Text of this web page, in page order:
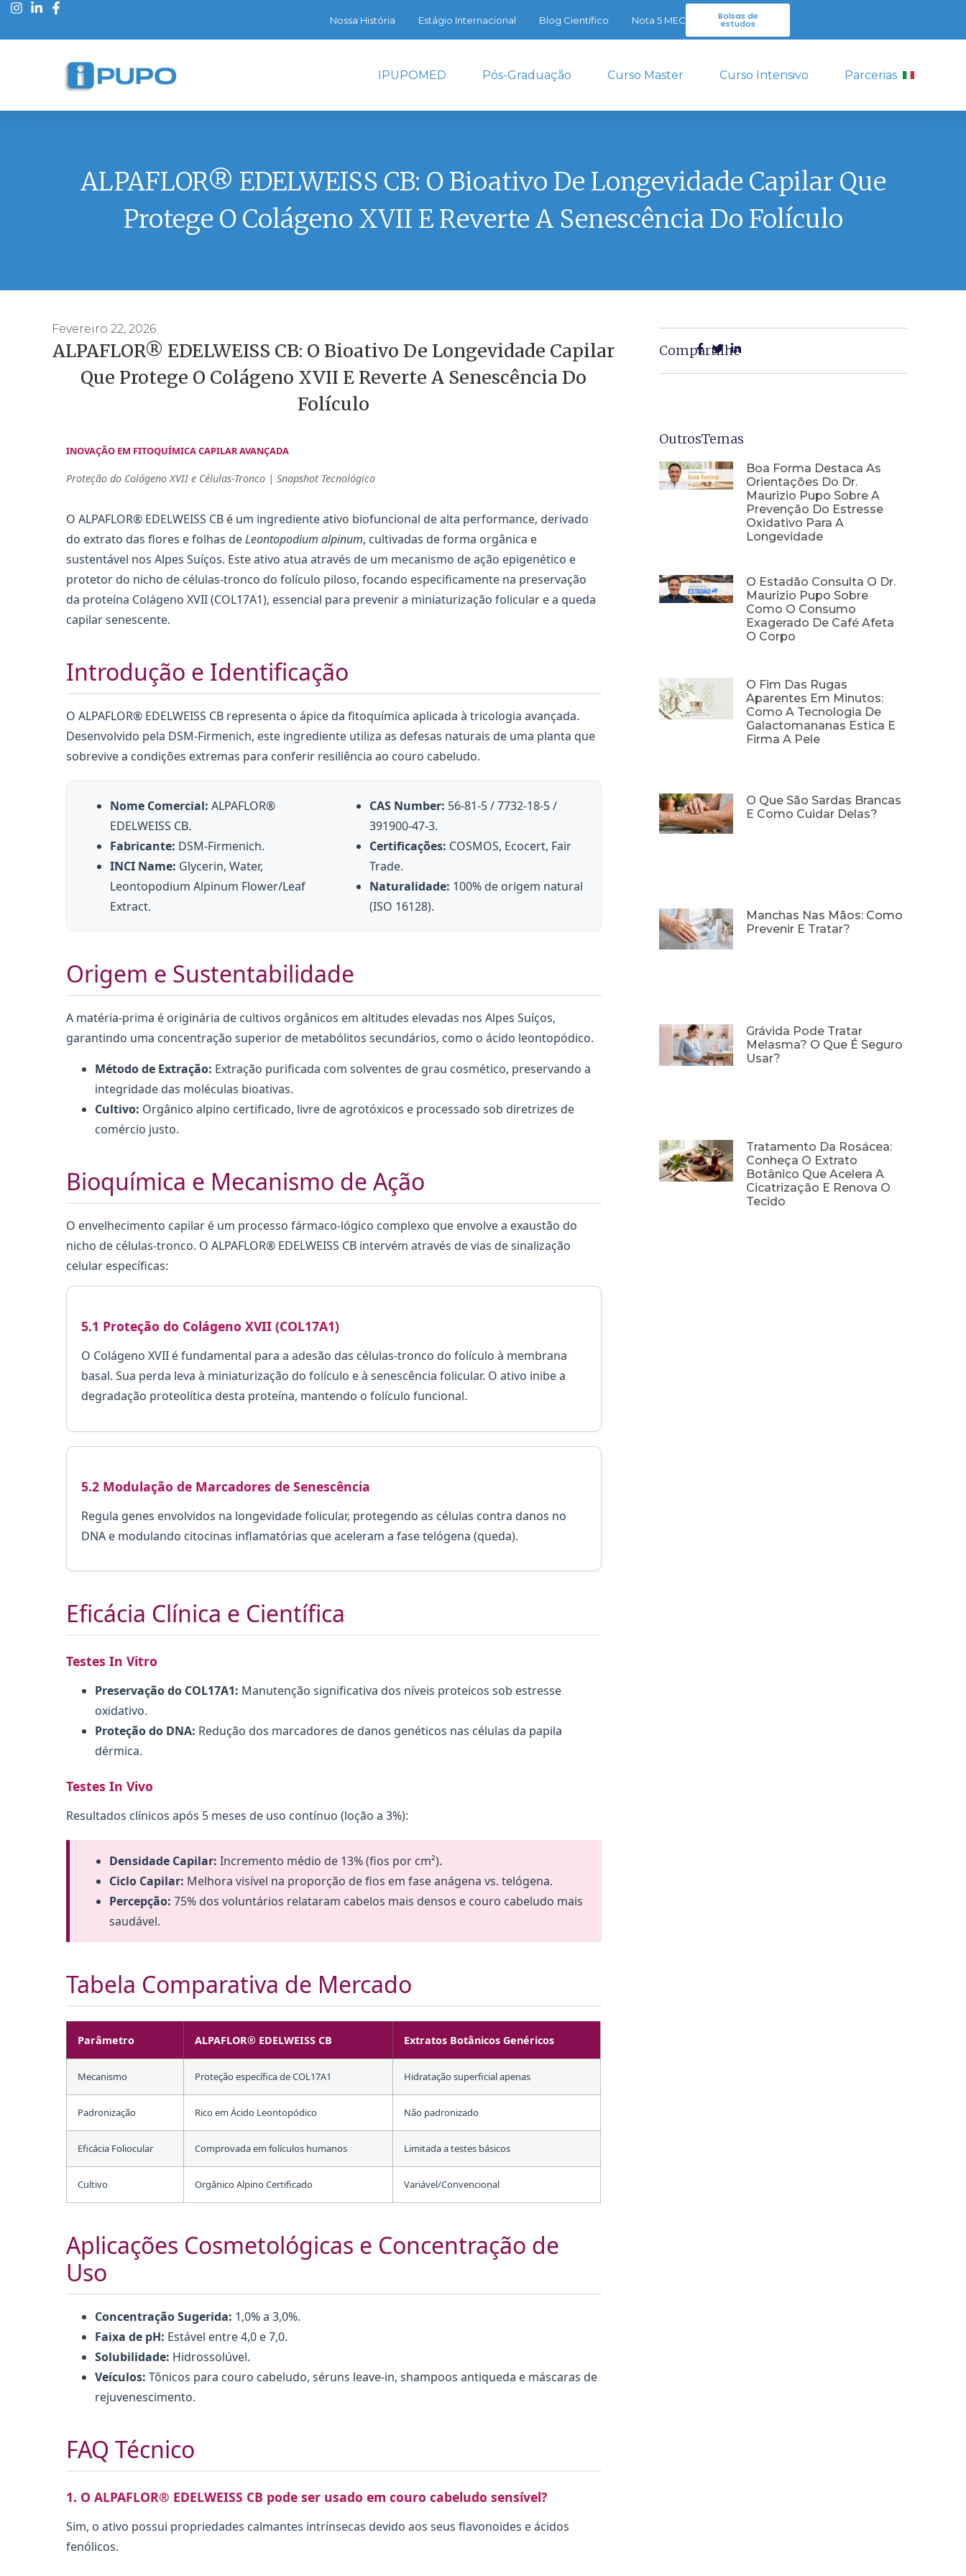
Bolsas de
estudos
Nossa História Estágio Internacional Blog Científico Nota 5 MEC
IPUPOMED Pós-Graduação Curso Master Curso Intensivo Parcerias
ALPAFLOR® EDELWEISS CB: O Bioativo De Longevidade Capilar Que
Protege O Colágeno XVII E Reverte A Senescência Do Folículo
Fevereiro 22, 2026
ALPAFLOR® EDELWEISS CB: O Bioativo De Longevidade Capilar
Que Protege O Colágeno XVII E Reverte A Senescência Do
Folículo
INOVAÇÃO EM FITOQUÍMICA CAPILAR AVANÇADA
Proteção do Colágeno XVII e Células-Tronco | Snapshot Tecnológico
O ALPAFLOR® EDELWEISS CB é um ingrediente ativo biofuncional de alta performance, derivado
do extrato das flores e folhas deLeontopodium alpinum, cultivadas de forma orgânica e
sustentável nos Alpes Suíços. Este ativo atua através de um mecanismo de ação epigenético e
protetor do nicho de células-tronco do folículo piloso, focando especificamente na preservação
da proteína Colágeno XVII (COL17A1), essencial para prevenir a miniaturização folicular e a queda
capilar senescente.
Introdução e Identificação
O ALPAFLOR® EDELWEISS CB representa o ápice da fitoquímica aplicada à tricologia avançada.
Desenvolvido pela DSM-Firmenich, este ingrediente utiliza as defesas naturais de uma planta que
sobrevive a condições extremas para conferir resiliência ao couro cabeludo.
Nome Comercial: ALPAFLOR®
EDELWEISS CB.
Fabricante: DSM-Firmenich.
INCI Name: Glycerin, Water,
Leontopodium Alpinum Flower/Leaf
Extract.
CAS Number: 56-81-5 / 7732-18-5 /
391900-47-3.
Certificações: COSMOS, Ecocert, Fair
Trade.
Naturalidade: 100% de origem natural
(ISO 16128).
Origem e Sustentabilidade
A matéria-prima é originária de cultivos orgânicos em altitudes elevadas nos Alpes Suíços,
garantindo uma concentração superior de metabólitos secundários, como o ácido leontopódico.
Método de Extração: Extração purificada com solventes de grau cosmético, preservando a
integridade das moléculas bioativas.
Cultivo: Orgânico alpino certificado, livre de agrotóxicos e processado sob diretrizes de
comércio justo.
Bioquímica e Mecanismo de Ação
O envelhecimento capilar é um processo fármaco-lógico complexo que envolve a exaustão do
nicho de células-tronco. O ALPAFLOR® EDELWEISS CB intervém através de vias de sinalização
celular específicas:
5.1 Proteção do Colágeno XVII (COL17A1)
O Colágeno XVII é fundamental para a adesão das células-tronco do folículo à membrana
basal. Sua perda leva à miniaturização do folículo e à senescência folicular. O ativo inibe a
degradação proteolítica desta proteína, mantendo o folículo funcional.
5.2 Modulação de Marcadores de Senescência
Regula genes envolvidos na longevidade folicular, protegendo as células contra danos no
DNA e modulando citocinas inflamatórias que aceleram a fase telógena (queda).
Eficácia Clínica e Científica
Testes In Vitro
Preservação do COL17A1: Manutenção significativa dos níveis proteicos sob estresse
oxidativo.
Proteção do DNA: Redução dos marcadores de danos genéticos nas células da papila
dérmica.
Testes In Vivo
Resultados clínicos após 5 meses de uso contínuo (loção a 3%):
Densidade Capilar: Incremento médio de 13% (fios por cm²).
Ciclo Capilar: Melhora visível na proporção de fios em fase anágena vs. telógena.
Percepção: 75% dos voluntários relataram cabelos mais densos e couro cabeludo mais
saudável.
Tabela Comparativa de Mercado
Parâmetro ALPAFLOR® EDELWEISS CB Extratos Botânicos Genéricos
Mecanismo Proteção específica de COL17A1 Hidratação superficial apenas
Padronização Rico em Ácido Leontopódico Não padronizado
Eficácia Foliocular Comprovada em folículos humanos Limitada a testes básicos
Cultivo Orgânico Alpino Certificado Variável/Convencional
Aplicações Cosmetológicas e Concentração de
Uso
Concentração Sugerida: 1,0% a 3,0%.
Faixa de pH: Estável entre 4,0 e 7,0.
Solubilidade: Hidrossolúvel.
Veículos: Tônicos para couro cabeludo, séruns leave-in, shampoos antiqueda e máscaras de
rejuvenescimento.
FAQ Técnico
1. O ALPAFLOR® EDELWEISS CB pode ser usado em couro cabeludo sensível?
Sim, o ativo possui propriedades calmantes intrínsecas devido aos seus flavonoides e ácidos
fenólicos.
Compartilhe
OutrosTemas
Boa Forma Destaca As
Orientações Do Dr.
Maurizio Pupo Sobre A
Prevenção Do Estresse
Oxidativo Para A
Longevidade
O Estadão Consulta O Dr.
Maurizio Pupo Sobre
Como O Consumo
Exagerado De Café Afeta
O Corpo
O Fim Das Rugas
Aparentes Em Minutos:
Como A Tecnologia De
Galactomananas Estica E
Firma A Pele
O Que São Sardas Brancas
E Como Cuidar Delas?
Manchas Nas Mãos: Como
Prevenir E Tratar?
Grávida Pode Tratar
Melasma? O Que É Seguro
Usar?
Tratamento Da Rosácea:
Conheça O Extrato
Botânico Que Acelera A
Cicatrização E Renova O
Tecido